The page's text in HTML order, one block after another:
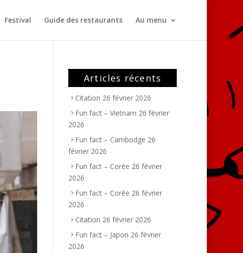
Festival Guide des restaurants Au menu
Articles récents
Citation 26 février 2026
Fun fact – Vietnam 26 février
2026
Fun fact – Cambodge 26
février 2026
Fun fact – Corée 26 février
2026
Fun fact – Corée 26 février
2026
Citation 26 février 2026
Fun fact – Japon 26 février
2026